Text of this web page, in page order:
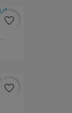
favorite_border
favorite_border